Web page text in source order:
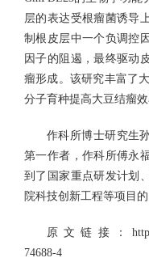
层的表达受根瘤菌诱导
制根皮层中一个负调控
因子的阻遏，最终驱动
瘤形成。该研究丰富了
分子育种提高大豆结瘤
作科所博士研究生
第一作者，作科所傅永
到了国家重点研发计划
院科技创新工程等项目的
原文链接：https://
74688-4